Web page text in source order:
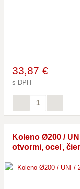
33,87 €
s DPH
Koleno Ø200 /
otvormi, oceľ,